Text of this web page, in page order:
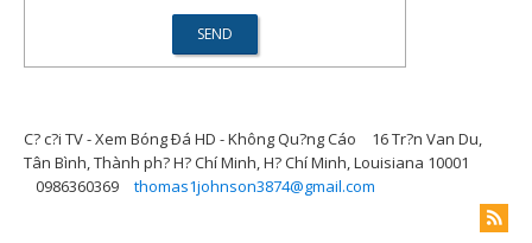
C? c?i TV - Xem Bóng Ðá HD - Không Qu?ng Cáo
16 Tr?n Van Du,
Tân Bình, Thành ph? H? Chí Minh, H? Chí Minh, Louisiana 10001
0986360369
thomas1johnson3874@gmail.com